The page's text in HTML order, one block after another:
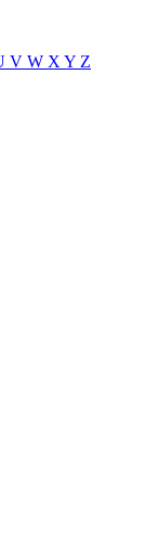
V W X Y Z